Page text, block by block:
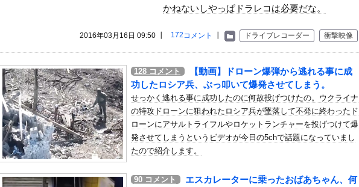
「アメリカのヤンキーがアジア人にケンカを売った結果ｗｗｗ」 ほか
【4/4】嫁が浮気をしている。私の知らないスマホで連絡を取り合い、日中会ったりしてい...
【J1第1節 柏×水戸】 柏は垣田先制弾＆小泉ミドルで新シーズンを白星スタート！後半...
女子プロレスラーさん、地上波番組で胸元ぱっくり・・・（※画像あり）
バイトを終えて帰ろうとして携帯をロッカールームに忘れたのを思い出して戻った すると私...
『名探偵プリキュア！』28話感想 新たな怪盗、デッチ・アゲイン登場
琵琶湖三市同時花火大会、開催中止を発表 場所時刻不明・許可なし・交通整理なし・市が関...
医者「麻酔かけますよ」 ワイ（全身麻酔に耐えて見せる！うおおおおおお！！！！）→
世帯年収1000万「豊かな暮らしなんかできません！！！」他
かねないしやっぱドラレコは必要だな。
ドライブレコーダー 衝撃映像
172コメント
2016年03月16日 09:50 ┃
128 コメント
【動画】ドローン爆弾から逃れる事に成
功したロシア兵、ぶっ叩いて爆発させてしまう。
せっかく逃れる事に成功したのに何故投げつけたの。ウクライナ
の特攻ドローンに狙われたロシア兵が墜落して不発に終わったド
ローンにアサルトライフルやロケットランチャーを投げつけて爆
発させてしまうというビデオが今日の5chで話題になっていまし
たので紹介します。
90 コメント
エスカレーターに乗ったおばあちゃん、何